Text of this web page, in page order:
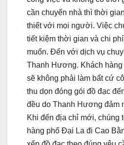
cần chuyển nhà thì thời
thiết với mọi người. Việc
tiết kiệm thời gian và chi
muốn. Đến với dịch vụ
Thanh Hương. Khách hàng
sẽ không phải làm bất cứ
thu dọn đóng gói đồ đạc
đều do Thanh Hương đảm
Khi đến địa chỉ mới, chúng
hàng phố Đại La đi Cao